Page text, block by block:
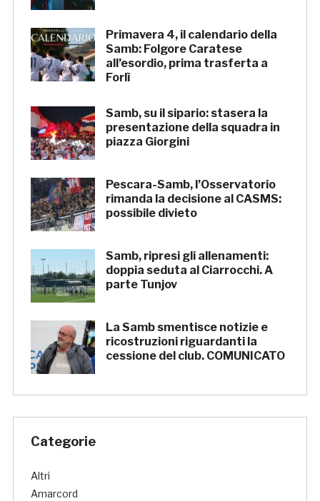
Primavera 4, il calendario della
Samb: Folgore Caratese
all’esordio, prima trasferta a
Forlì
Samb, su il sipario: stasera la
presentazione della squadra in
piazza Giorgini
Pescara-Samb, l’Osservatorio
rimanda la decisione al CASMS:
possibile divieto
Samb, ripresi gli allenamenti:
doppia seduta al Ciarrocchi. A
parte Tunjov
La Samb smentisce notizie e
ricostruzioni riguardanti la
cessione del club. COMUNICATO
Categorie
Altri
Amarcord